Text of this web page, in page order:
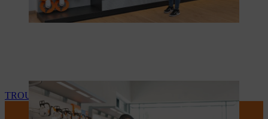
TROUVEZ VOTRE REVENDEUR STIHL